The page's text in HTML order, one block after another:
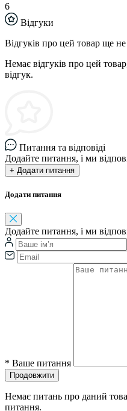
6
Відгуки
Відгуків про цей товар ще не
Немає відгуків про цей
відгук.
Питання та відповіді
Додайте питання, і ми
+ Додати питання
Додати питання
Додайте питання, і ми
* Ваше питання
Продовжити
Немає питань про даний
питання.